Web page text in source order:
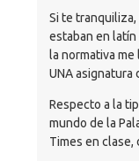
Si te
estaban en latín
la normativa
UNAasignatura
Respecto a la
mundo de la
Times en clase,